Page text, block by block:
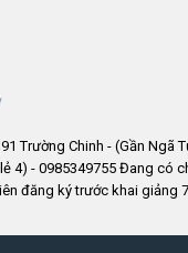
Trường Chinh - (Gần Ngã
4) - 0985349755 Đang có
đăng ký trước khai giảng